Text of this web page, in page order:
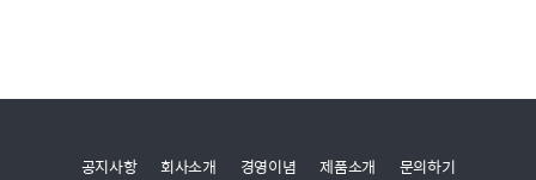
공지사항 회사소개 경영이념 제품소개 문의하기